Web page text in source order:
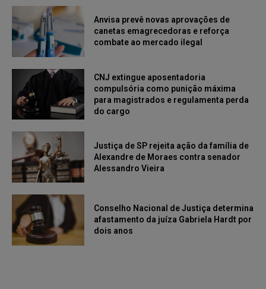
Anvisa prevê novas aprovações de
canetas emagrecedoras e reforça
combate ao mercado ilegal
CNJ extingue aposentadoria
compulsória como punição máxima
para magistrados e regulamenta perda
do cargo
Justiça de SP rejeita ação da família de
Alexandre de Moraes contra senador
Alessandro Vieira
Conselho Nacional de Justiça determina
afastamento da juíza Gabriela Hardt por
dois anos